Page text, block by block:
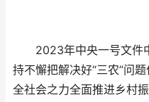
2023年中央一号文件中
持不懈把解决好“三农”问
全社会之力全面推进乡村